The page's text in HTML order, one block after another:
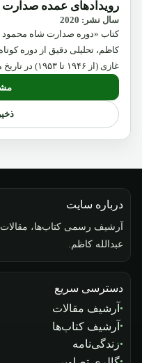
رویدادهای عمده
سال نشر: 2020
کتاب «دوره صدارت شاه محمود
کاظم، تحلیلی دقیق از دوره
غازی (از ۱۹۴۶ تا ۱۹۵۳) در تاریخ معاصر…
درباره سایت
آرشیف رسمی کتاب‌ها، مقالات
عبدالله کاظم.
دسترسی سریع
آرشیف مقالات
آرشیف کتاب‌ها
زندگی‌نامه